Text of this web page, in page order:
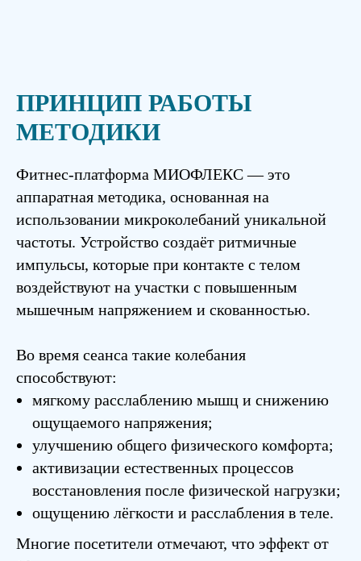
ПРИНЦИП РАБОТЫ
МЕТОДИКИ
Фитнес-платформа МИОФЛЕКС — это
аппаратная методика, основанная на
использовании микроколебаний уникальной
частоты. Устройство создаёт ритмичные
импульсы, которые при контакте с телом
воздействуют на участки с повышенным
мышечным напряжением и скованностью.
Во время сеанса такие колебания
способствуют:
мягкому расслаблению мышц и снижению
ощущаемого напряжения;
улучшению общего физического комфорта;
активизации естественных процессов
восстановления после физической нагрузки;
ощущению лёгкости и расслабления в теле.
Многие посетители отмечают, что эффект от